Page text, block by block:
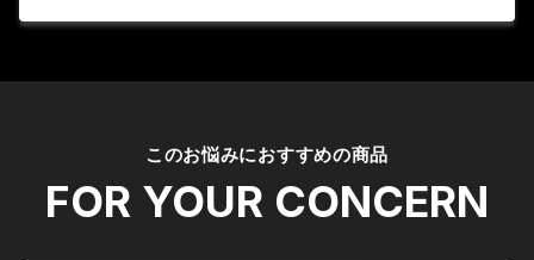
このお悩みにおすすめの商品
FOR YOUR CONCERN